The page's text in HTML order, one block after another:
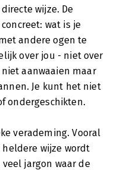
wijze. De
wat is je
andere ogen te
over jou - niet over
aanwaaien maar
Je kunt het niet
ondergeschikten.
verademing. Vooral
wijze wordt
jargon waar de